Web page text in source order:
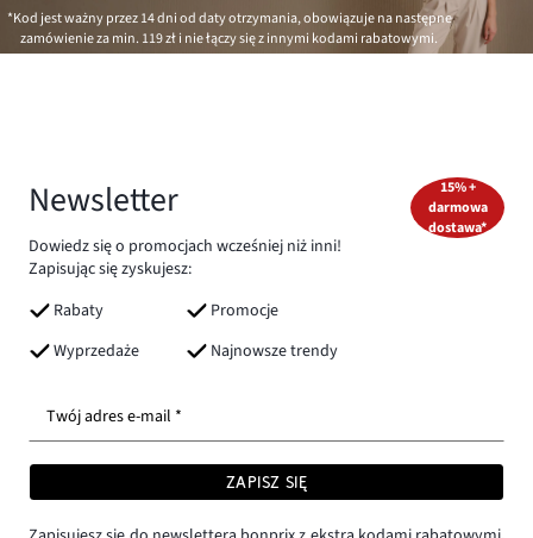
*Kod jest ważny przez 14 dni od daty otrzymania, obowiązuje na następne
zamówienie za min. 119 złi nie łączy się z innymi kodami rabatowymi.
Newsletter
Dowiedz się o promocjach wcześniej niż inni!
Zapisując się zyskujesz:
Rabaty
Promocje
Wyprzedaże
Najnowsze trendy
15% +
darmowa
dostawa*
Twój adres e-mail *
ZAPISZ SIĘ